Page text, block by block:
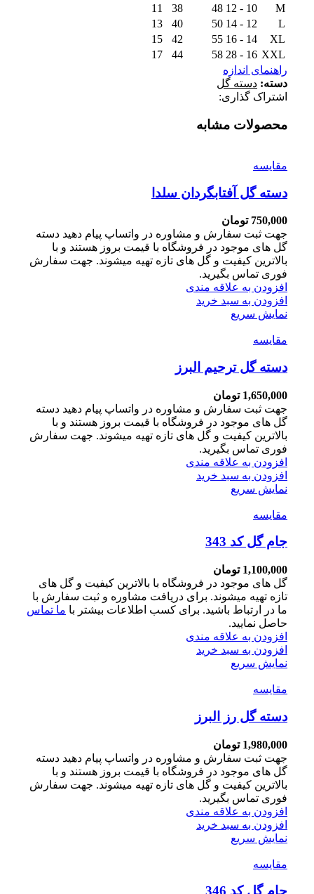
M
10 - 12
48
38
11
L
12 - 14
50
40
13
XL
14 - 16
55
42
15
XXL
16 - 28
58
44
17
راهنمای اندازه
دسته: دسته گل
اشتراک گذاری:
محصولات مشابه
مقايسه
دسته گل آفتابگردان سلدا
750,000 تومان
جهت ثبت سفارش و مشاوره در واتساپ پیام دهید دسته
گل های موجود در فروشگاه با قیمت بروز هستند و با
بالاترین کیفیت و گل های تازه تهیه میشوند. جهت سفارش
فوری تماس بگیرید.
افزودن به علاقه مندی
افزودن به سبد خرید
نمایش سریع
مقايسه
دسته گل ترحیم البرز
1,650,000 تومان
جهت ثبت سفارش و مشاوره در واتساپ پیام دهید دسته
گل های موجود در فروشگاه با قیمت بروز هستند و با
بالاترین کیفیت و گل های تازه تهیه میشوند. جهت سفارش
فوری تماس بگیرید.
افزودن به علاقه مندی
افزودن به سبد خرید
نمایش سریع
مقايسه
جام گل کد 343
1,100,000 تومان
گل های موجود در فروشگاه با بالاترین کیفیت و گل های
تازه تهیه میشوند. برای دریافت مشاوره و ثبت سفارش با
ما در ارتباط باشید. برای کسب اطلاعات بیشتر با ما تماس
حاصل نمایید.
افزودن به علاقه مندی
افزودن به سبد خرید
نمایش سریع
مقايسه
دسته گل رز البرز
1,980,000 تومان
جهت ثبت سفارش و مشاوره در واتساپ پیام دهید دسته
گل های موجود در فروشگاه با قیمت بروز هستند و با
بالاترین کیفیت و گل های تازه تهیه میشوند. جهت سفارش
فوری تماس بگیرید.
افزودن به علاقه مندی
افزودن به سبد خرید
نمایش سریع
مقايسه
جام گل کد 346